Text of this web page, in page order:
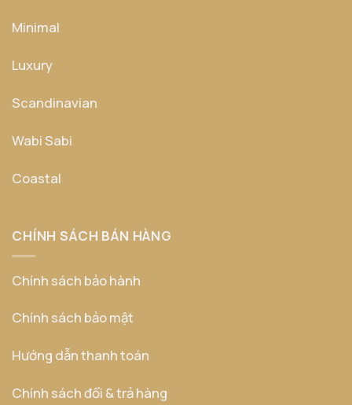
Minimal
Luxury
Scandinavian
Wabi Sabi
Coastal
CHÍNH SÁCH BÁN HÀNG
Chính sách bảo hành
Chính sách bảo mật
Hướng dẫn thanh toán
Chính sách đổi & trả hàng